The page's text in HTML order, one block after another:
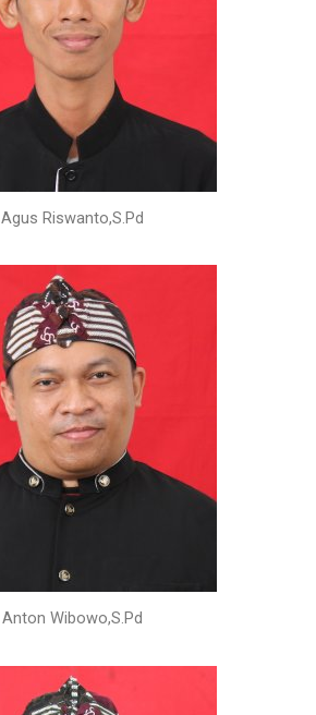
Agus Riswanto,S.Pd
Anton Wibowo,S.Pd